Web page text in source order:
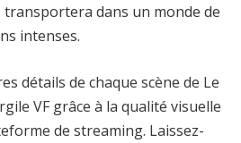
dans un monde de
intenses.
détails de chaque scène de Le
VF grâce à la qualité visuelle
de streaming. Laissez-